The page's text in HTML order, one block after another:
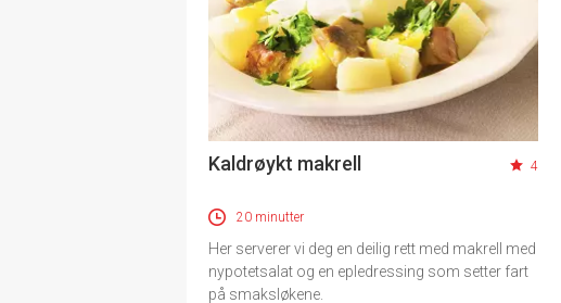
Kaldrøykt makrell 4
20 minutter
Her serverer vi deg en deilig rett med makrell med
nypotetsalat og en epledressing som setter fart
på smaksløkene.